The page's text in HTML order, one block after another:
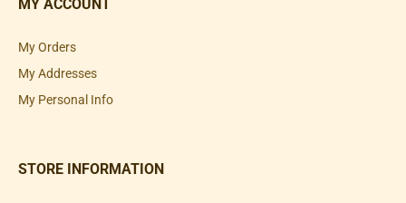
MY ACCOUNT
My Orders
My Addresses
My Personal Info
STORE INFORMATION